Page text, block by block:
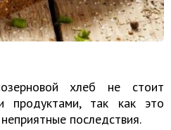
хлеб не стоит
продуктами, так как это
последствия.